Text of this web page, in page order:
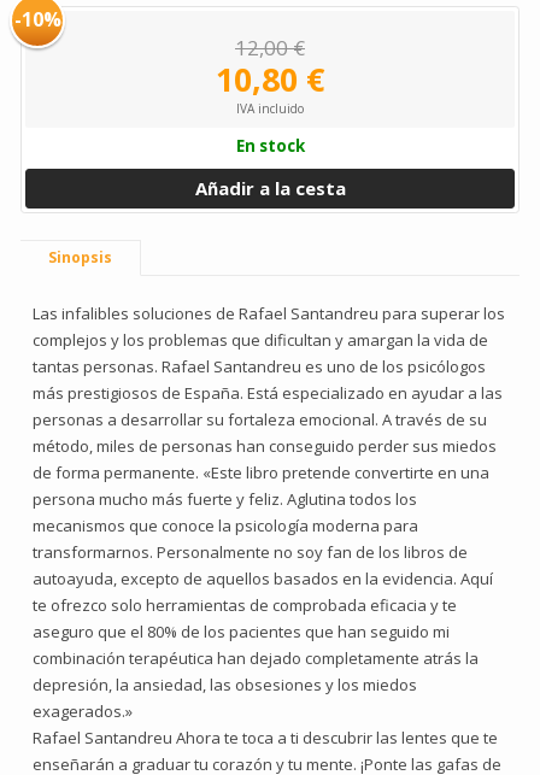
-10%
12,00 €
10,80 €
IVA incluido
En stock
Añadir a la cesta
Sinopsis
Las infalibles soluciones de Rafael Santandreu para superar los
complejos y los problemas que dificultan y amargan la vida de
tantas personas. Rafael Santandreu es uno de los psicólogos
más prestigiosos de España. Está especializado en ayudar a las
personas a desarrollar su fortaleza emocional. A través de su
método, miles de personas han conseguido perder sus miedos
de forma permanente. «Este libro pretende convertirte en una
persona mucho más fuerte y feliz. Aglutina todos los
mecanismos que conoce la psicología moderna para
transformarnos. Personalmente no soy fan de los libros de
autoayuda, excepto de aquellos basados en la evidencia. Aquí
te ofrezco solo herramientas de comprobada eficacia y te
aseguro que el 80% de los pacientes que han seguido mi
combinación terapéutica han dejado completamente atrás la
depresión, la ansiedad, las obsesiones y los miedos
exagerados.»
Rafael Santandreu Ahora te toca a ti descubrir las lentes que te
enseñarán a graduar tu corazón y tu mente. ¡Ponte las gafas de